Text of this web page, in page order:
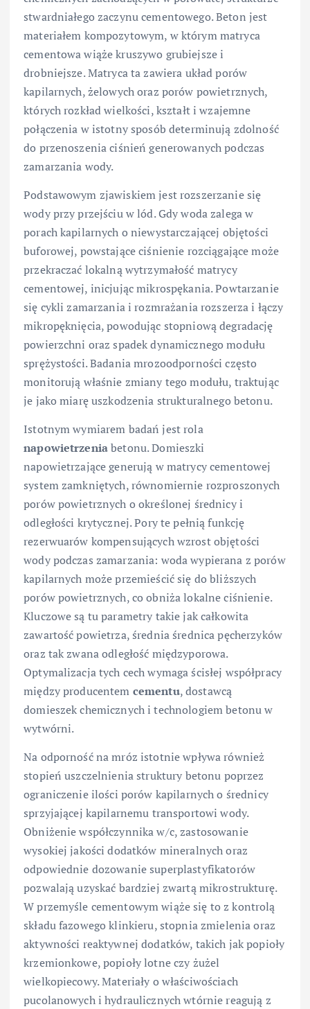
stwardniałego zaczynu cementowego. Beton jest
materiałem kompozytowym, w którym matryca
cementowa wiąże kruszywo grubiejsze i
drobniejsze. Matryca ta zawiera układ porów
kapilarnych, żelowych oraz porów powietrznych,
których rozkład wielkości, kształt i wzajemne
połączenia w istotny sposób determinują zdolność
do przenoszenia ciśnień generowanych podczas
zamarzania wody.
Podstawowym zjawiskiem jest rozszerzanie się
wody przy przejściu w lód. Gdy woda zalega w
porach kapilarnych o niewystarczającej objętości
buforowej, powstające ciśnienie rozciągające może
przekraczać lokalną wytrzymałość matrycy
cementowej, inicjując mikrospękania. Powtarzanie
się cykli zamarzania i rozmrażania rozszerza i łączy
mikropęknięcia, powodując stopniową degradację
powierzchni oraz spadek dynamicznego modułu
sprężystości. Badania mrozoodporności często
monitorują właśnie zmiany tego modułu, traktując
je jako miarę uszkodzenia strukturalnego betonu.
Istotnym wymiarem badań jest rola
napowietrzeniabetonu. Domieszki
napowietrzające generują w matrycy cementowej
system zamkniętych, równomiernie rozproszonych
porów powietrznych o określonej średnicy i
odległości krytycznej. Pory te pełnią funkcję
rezerwuarów kompensujących wzrost objętości
wody podczas zamarzania: woda wypierana z porów
kapilarnych może przemieścić się do bliższych
porów powietrznych, co obniża lokalne ciśnienie.
Kluczowe są tu parametry takie jak całkowita
zawartość powietrza, średnia średnica pęcherzyków
oraz tak zwana odległość międzyporowa.
Optymalizacja tych cech wymaga ścisłej współpracy
między producentem cementu, dostawcą
domieszek chemicznych i technologiem betonu w
wytwórni.
Na odporność na mróz istotnie wpływa również
stopień uszczelnienia struktury betonu poprzez
ograniczenie ilości porów kapilarnych o średnicy
sprzyjającej kapilarnemu transportowi wody.
Obniżenie współczynnika w/c, zastosowanie
wysokiej jakości dodatków mineralnych oraz
odpowiednie dozowanie superplastyfikatorów
pozwalają uzyskać bardziej zwartą mikrostrukturę.
W przemyśle cementowym wiąże się to z kontrolą
składu fazowego klinkieru, stopnia zmielenia oraz
aktywności reaktywnej dodatków, takich jak popioły
krzemionkowe, popioły lotne czy żużel
wielkopiecowy. Materiały o właściwościach
pucolanowych i hydraulicznych wtórnie reagują z